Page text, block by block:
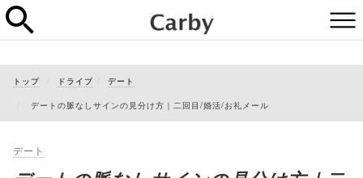
トップ ドライブ デート
デートの脈なしサインの見分け方｜二回目/婚活/お礼メール
デート